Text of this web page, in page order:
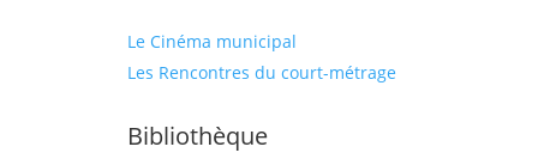
Le Cinéma municipal
Les Rencontres du court-métrage
Bibliothèque